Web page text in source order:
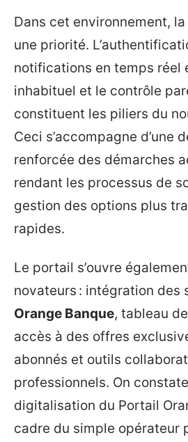
Dans cet environnement,
une priorité.
notifications en temps réel
inhabituel et le contrôle
constituent les piliers du
Ceci s’accompagne d’une
renforcée des démarches
rendant les processus de
gestion des options plus
rapides.
Le portail s’ouvre
novateurs : intégration des
Orange Banque, tableau
accès à des offres
abonnés et outils
professionnels. On
digitalisation du Portail
cadre du simple opérateur